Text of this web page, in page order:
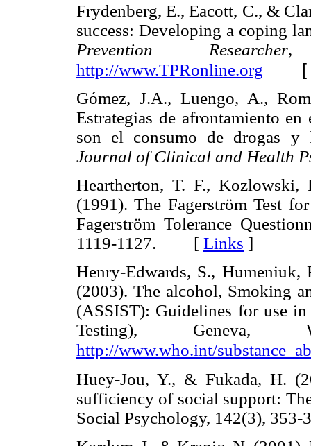
Frydenberg, E., Eacott, C., &
success: Developing a coping
Prevention Researcher,
http://www.TPRonline.org [
Gómez, J.A., Luengo, A.,
Estrategias de afrontamiento
son el consumo de drogas y
Journal of Clinical and Health
Heartherton, T. F., Kozlowski,
(1991). The Fagerström Test
Fagerström Tolerance
1119-1127. [ Links ]
Henry-Edwards, S.,
(2003). The alcohol, Smoking
(ASSIST): Guidelines for use
Testing), Geneva,
http://www.who.int/
Huey-Jou, Y., & Fukada, H.
sufficiency of social support:
Social Psychology, 142(3),